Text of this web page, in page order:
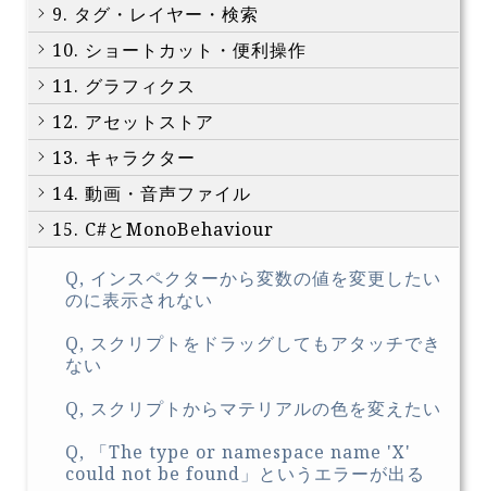
9. タグ・レイヤー・検索
10. ショートカット・便利操作
11. グラフィクス
12. アセットストア
13. キャラクター
14. 動画・音声ファイル
15. C#とMonoBehaviour
Q, インスペクターから変数の値を変更したい
のに表示されない
Q, スクリプトをドラッグしてもアタッチでき
ない
Q, スクリプトからマテリアルの色を変えたい
Q, 「The type or namespace name 'X'
could not be found」というエラーが出る